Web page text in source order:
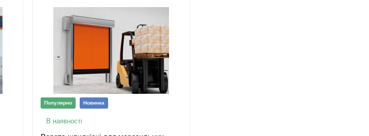
Популярно Новинка
В наявності